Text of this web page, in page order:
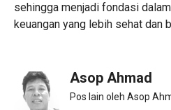
sehingga menjadi fondasi
keuangan yang lebih sehat dan
Asop Ahmad
Pos lain oleh Asop